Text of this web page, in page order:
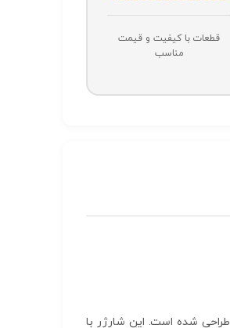
قطعات با کیفیت و قیمت
مناسب
طراحی شده است. این شارژر با